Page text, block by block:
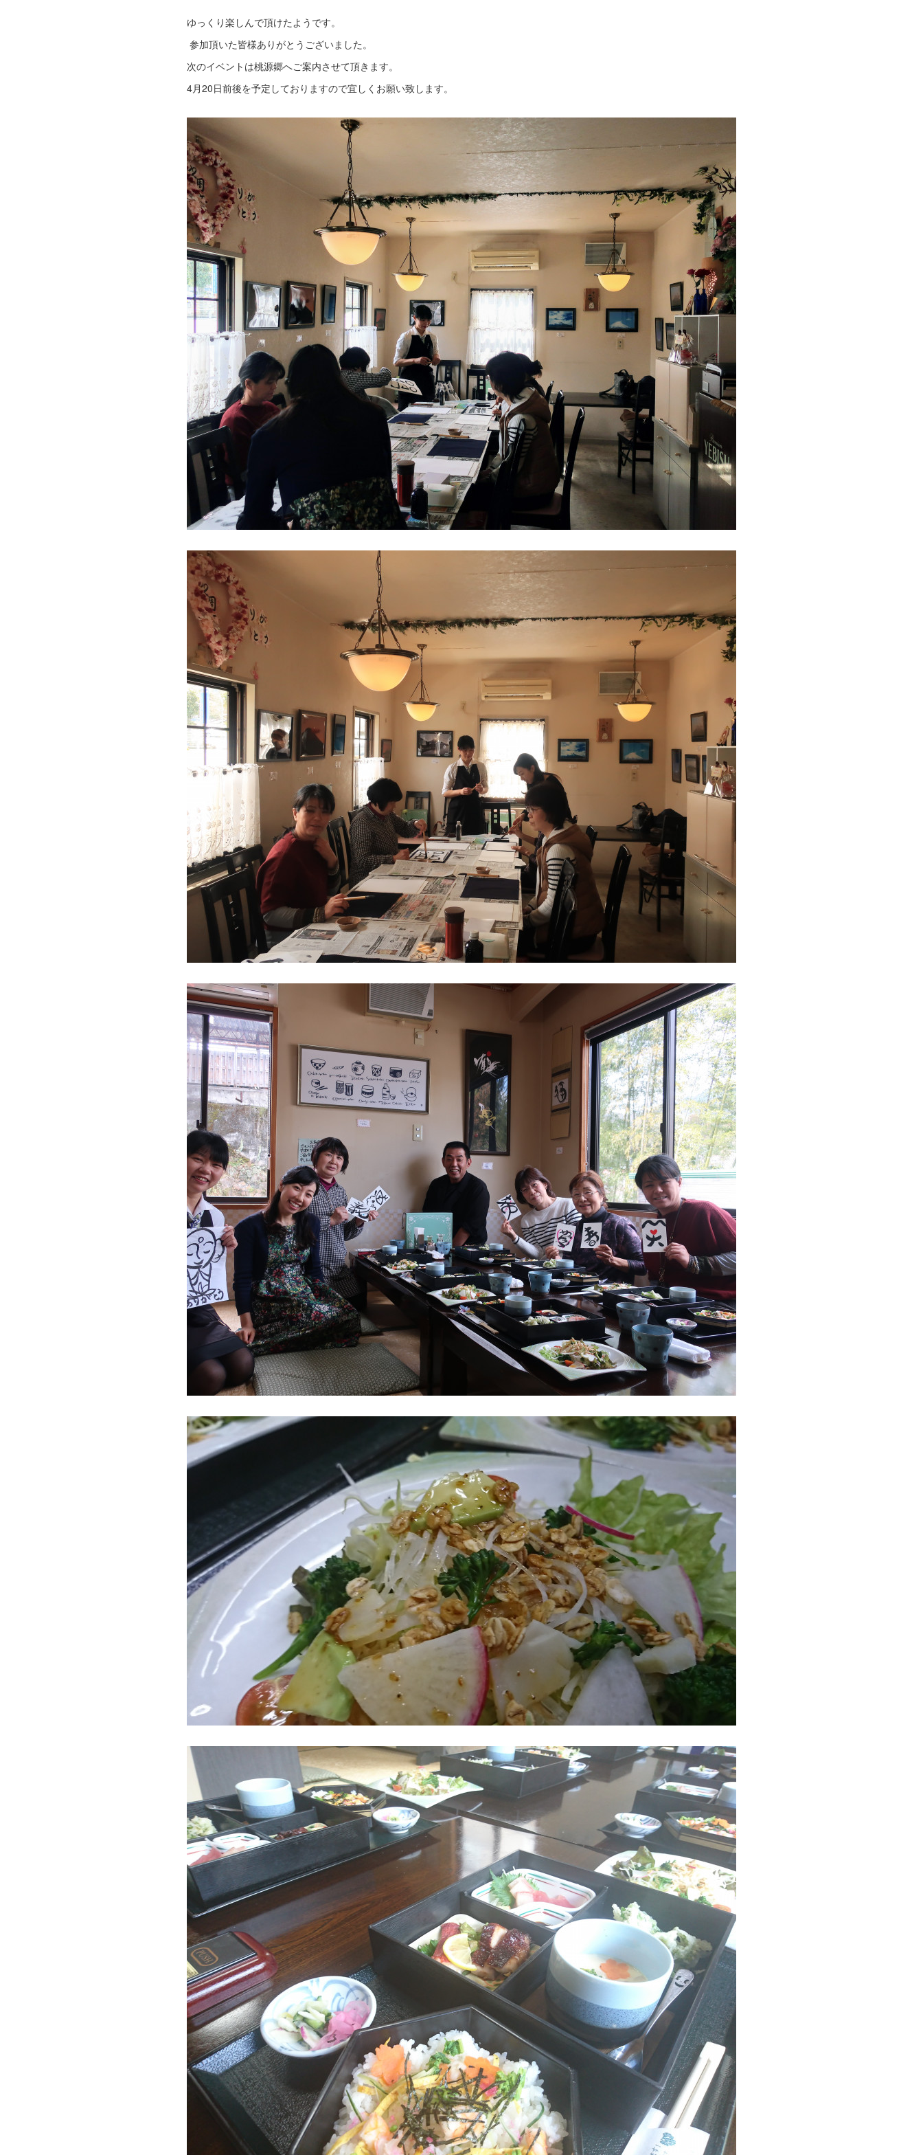
ゆっくり楽しんで頂けたようです。
参加頂いた皆様ありがとうございました。
次のイベントは桃源郷へご案内させて頂きます。
4月20日前後を予定しておりますので宜しくお願い致します。